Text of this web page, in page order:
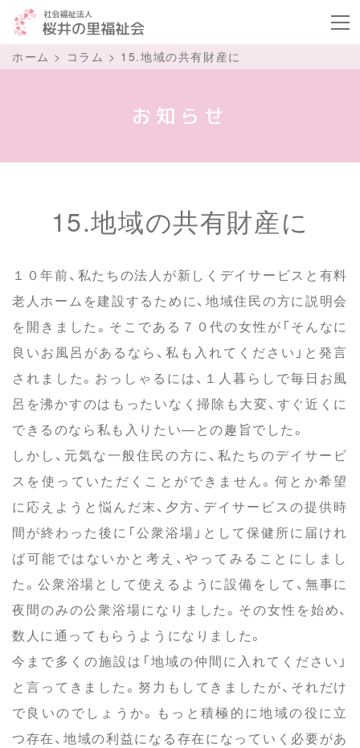
ボ
ホーム > コラム > 15.地域の共有財産に
お知らせ
15.地域の共有財産に
１０年前、私たちの法人が新しくデイサービスと有料
老人ホームを建設するために、地域住民の方に説明会
を開きました。そこである７０代の女性が「そんなに
良いお風呂があるなら、私も入れてください」と発言
されました。おっしゃるには、１人暮らしで毎日お風
呂を沸かすのはもったいなく掃除も大変、すぐ近くに
できるのなら私も入りたい―との趣旨でした。
しかし、元気な一般住民の方に、私たちのデイサービ
スを使っていただくことができません。何とか希望
に応えようと悩んだ末、夕方、デイサービスの提供時
間が終わった後に「公衆浴場」として保健所に届けれ
ば可能ではないかと考え、やってみることにしまし
た。公衆浴場として使えるように設備をして、無事に
夜間のみの公衆浴場になりました。その女性を始め、
数人に通ってもらうようになりました。
今まで多くの施設は「地域の仲間に入れてください」
と言ってきました。努力もしてきましたが、それだけ
で良いのでしょうか。もっと積極的に地域の役に立
つ存在、地域の利益になる存在になっていく必要があ